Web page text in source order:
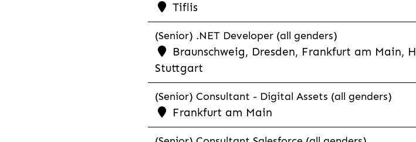
Tiflis
(Senior) .NET Developer (all genders)
Braunschweig, Dresden, Frankfurt am Main,
Stuttgart
(Senior) Consultant - Digital Assets (all genders)
Frankfurt am Main